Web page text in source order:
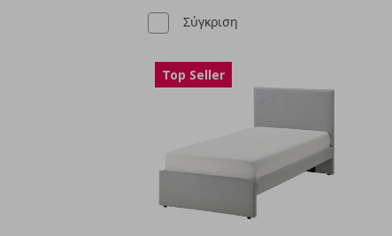
Σύγκριση
Top Seller